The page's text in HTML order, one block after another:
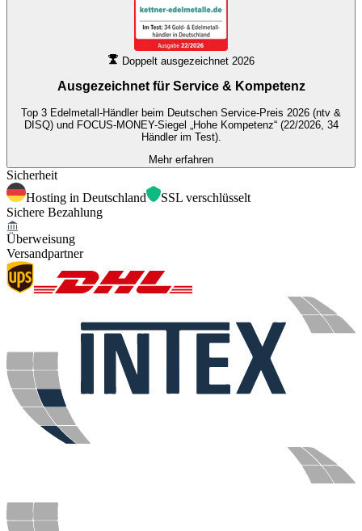
Doppelt ausgezeichnet 2026
Ausgezeichnet für Service & Kompetenz
Top 3 Edelmetall-Händler beim Deutschen Service-Preis 2026 (ntv &
DISQ) und FOCUS-MONEY-Siegel „Hohe Kompetenz“ (22/2026, 34
Händler im Test).
Mehr erfahren
Sicherheit
Hosting in Deutschland
SSL verschlüsselt
Sichere Bezahlung
Überweisung
Versandpartner